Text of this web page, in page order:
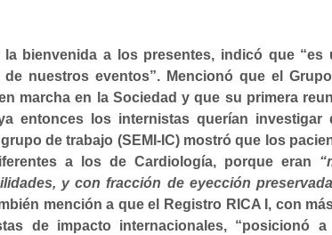
bienvenida a los presentes, indicó que “es
nuestros eventos”. Mencionó que el
marcha en la Sociedad y que su primera
entonces los internistas querían investigar
de trabajo (SEMI-IC) mostró que los
a los de Cardiología, porque eran
y con fracción de eyección
mención a que el Registro RICA I , con
de impacto internacionales, “posicionó